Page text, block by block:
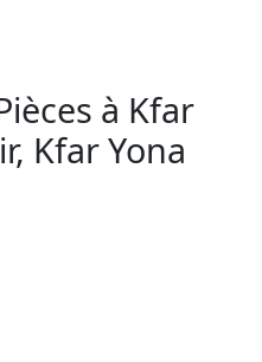
à Kfar
Kfar Yona